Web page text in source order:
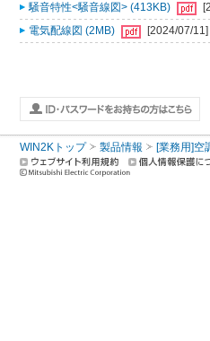
騒音特性<騒音線図> (413KB)
電気配線図 (2MB)
[2024/07/11]
WIN2Kトップ 製品情報 [業務用]空